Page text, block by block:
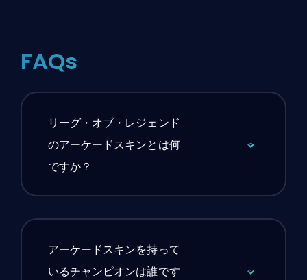
FAQs
リーグ・オブ・レジェンド
のアーケードスキンとは何
ですか？
アーケードスキンを持って
いるチャンピオンは誰です